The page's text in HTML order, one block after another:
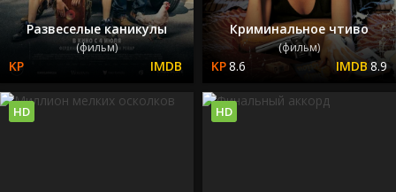
Развеселые каникулы
(фильм)
Криминальное чтиво
(фильм)
8.6 8.9
HD HD